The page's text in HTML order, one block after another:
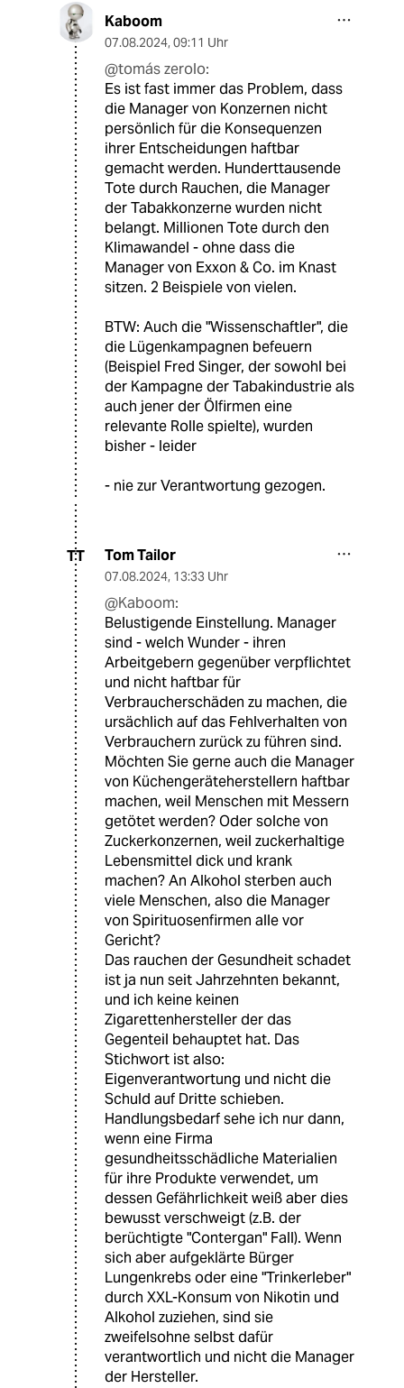
Kaboom
07.08.2024, 09:11 Uhr
@tomás zerolo:
Es ist fast immer das Problem, dass
die Manager von Konzernen nicht
persönlich für die Konsequenzen
ihrer Entscheidungen haftbar
gemacht werden. Hunderttausende
Tote durch Rauchen, die Manager
der Tabakkonzerne wurden nicht
belangt. Millionen Tote durch den
Klimawandel - ohne dass die
Manager von Exxon & Co. im Knast
sitzen. 2 Beispiele von vielen.
BTW: Auch die "Wissenschaftler", die
die Lügenkampagnen befeuern
(Beispiel Fred Singer, der sowohl bei
der Kampagne der Tabakindustrie als
auch jener der Ölfirmen eine
relevante Rolle spielte), wurden
bisher - leider
- nie zur Verantwortung gezogen.
TT Tom Tailor
07.08.2024, 13:33 Uhr
@Kaboom:
Belustigende Einstellung. Manager
sind - welch Wunder - ihren
Arbeitgebern gegenüber verpflichtet
und nicht haftbar für
Verbraucherschäden zu machen, die
ursächlich auf das Fehlverhalten von
Verbrauchern zurück zu führen sind.
Möchten Sie gerne auch die Manager
von Küchengeräteherstellern haftbar
machen, weil Menschen mit Messern
getötet werden? Oder solche von
Zuckerkonzernen, weil zuckerhaltige
Lebensmittel dick und krank
machen? An Alkohol sterben auch
viele Menschen, also die Manager
von Spirituosenfirmen alle vor
Gericht?
Das rauchen der Gesundheit schadet
ist ja nun seit Jahrzehnten bekannt,
und ich keine keinen
Zigarettenhersteller der das
Gegenteil behauptet hat. Das
Stichwort ist also:
Eigenverantwortung und nicht die
Schuld auf Dritte schieben.
Handlungsbedarf sehe ich nur dann,
wenn eine Firma
gesundheitsschädliche Materialien
für ihre Produkte verwendet, um
dessen Gefährlichkeit weiß aber dies
bewusst verschweigt (z.B. der
berüchtigte "Contergan" Fall). Wenn
sich aber aufgeklärte Bürger
Lungenkrebs oder eine "Trinkerleber"
durch XXL-Konsum von Nikotin und
Alkohol zuziehen, sind sie
zweifelsohne selbst dafür
verantwortlich und nicht die Manager
der Hersteller.